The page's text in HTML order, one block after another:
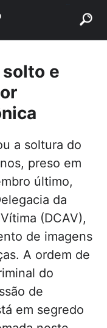
e
a soltura do
preso em
último,
da
(DCAV),
de imagens
A ordem de
do
de
em segredo